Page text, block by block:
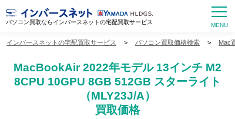
パソコン買取ならインバースネットの宅配買取サービス
インバースネットの宅配買取サービス > パソコン買取価格検索 > Mac
MacBookAir 2022年モデル 13インチ M2
8CPU 10GPU 8GB 512GB スターライト
（MLY23J/A）
買取価格